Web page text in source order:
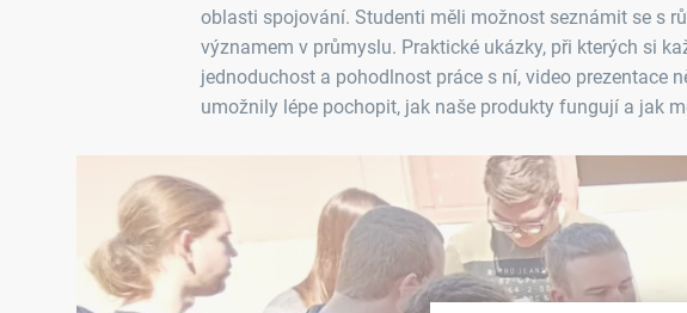
oblasti spojování. Studenti měli možnost seznámit se s
významem v průmyslu. Praktické ukázky, při kterých si
jednoduchost a pohodlnost práce s ní, video prezentace
umožnily lépe pochopit, jak naše produkty fungují a jak